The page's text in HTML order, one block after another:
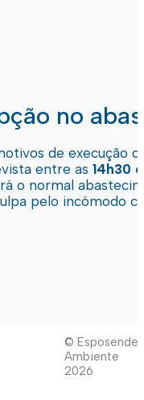
no
de execução
entre as 14h30
o normal
pelo incómodo
© Esposende
Ambiente
2026